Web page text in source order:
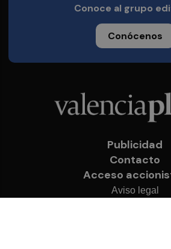
Conoce al grupo
Conócenos
Publicidad
Contacto
Acceso
Aviso legal